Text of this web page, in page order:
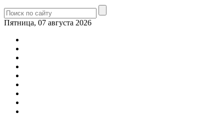
Пятница, 07 августа 2026